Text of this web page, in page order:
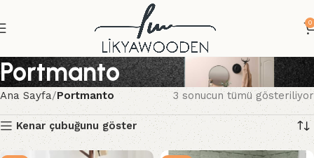
0
Portmanto
Ana Sayfa Portmanto 3 sonucun tümü gösteriliyor
Kenar çubuğunu göster